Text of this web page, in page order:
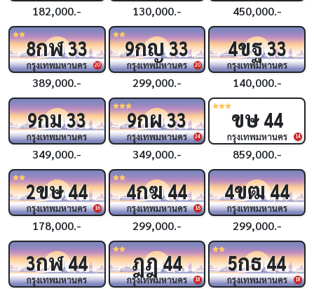
182,000.- 130,000.- 450,000.-
20
8กฬ33
กรุงเทพมหานคร
389,000.-
20
9กญ33
กรุงเทพมหานคร
299,000.-
4ขฐ33
กรุงเทพมหานคร
140,000.-
9กม33
กรุงเทพมหานคร
349,000.-
24
9กผ33
กรุงเทพมหานคร
349,000.-
14
ขษ44
กรุงเทพมหานคร
859,000.-
16
2ขษ44
กรุงเทพมหานคร
178,000.-
16
4กฆ44
กรุงเทพมหานคร
299,000.-
4ขฒ44
กรุงเทพมหานคร
299,000.-
3กฬ44
กรุงเทพมหานคร 18
ฎฎ44
กรุงเทพมหานคร 18
5กธ44
กรุงเทพมหานคร